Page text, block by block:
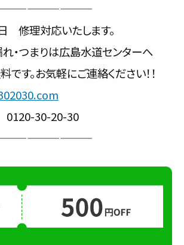
日 修理対応いたします。
・つまりは広島水道センターへ
です。お気軽にご連絡ください！！
0120-30-20-30